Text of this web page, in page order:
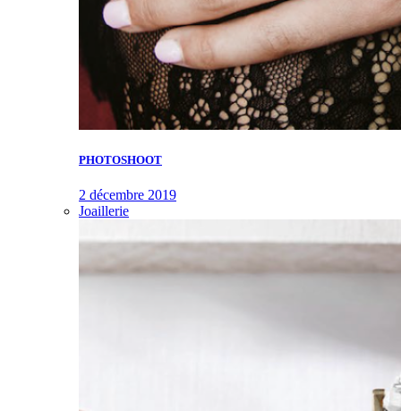
PHOTOSHOOT
2 décembre 2019
Joaillerie